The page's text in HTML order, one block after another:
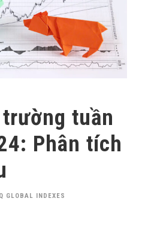
tuần
Phân tích
GLOBAL INDEXES